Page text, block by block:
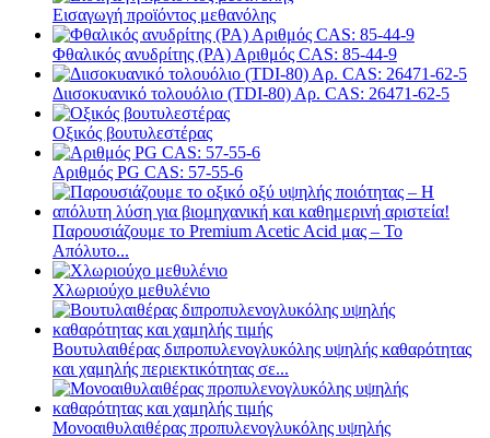
Εισαγωγή προϊόντος μεθανόλης
Φθαλικός ανυδρίτης (PA) Αριθμός CAS: 85-44-9
Διισοκυανικό τολουόλιο (TDI-80) Αρ. CAS: 26471-62-5
Οξικός βουτυλεστέρας
Αριθμός PG CAS: 57-55-6
Παρουσιάζουμε το Premium Acetic Acid μας – Το
Απόλυτο...
Χλωριούχο μεθυλένιο
Βουτυλαιθέρας διπροπυλενογλυκόλης υψηλής καθαρότητας
και χαμηλής περιεκτικότητας σε...
Μονοαιθυλαιθέρας προπυλενογλυκόλης υψηλής